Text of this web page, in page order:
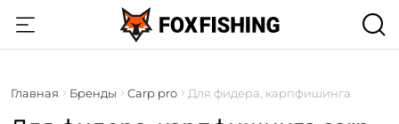
Главная Бренды Carp pro Для фидера, карпфишинга